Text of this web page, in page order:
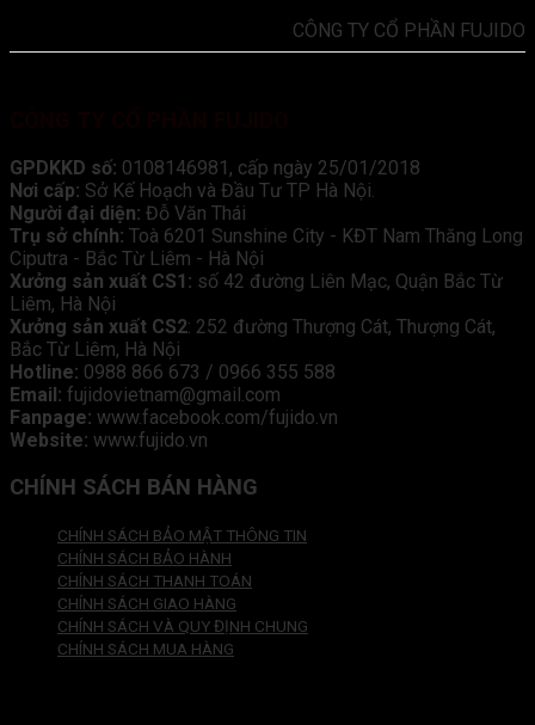
CÔNG TY CỔ PHẦN FUJIDO
GPDKKD số: 0108146981, cấp ngày 25/01/2018
Nơi cấp: Sở Kế Hoạch và Đầu Tư TP Hà Nội.
Người đại diện: Đỗ Văn Thái
Trụ sở chính: Toà 6201 Sunshine City - KĐT Nam Thăng Long
Ciputra - Bắc Từ Liêm - Hà Nội
Xưởng sản xuất CS1: số 42 đường Liên Mạc, Quận Bắc Từ
Liêm, Hà Nội
Xưởng sản xuất CS2: 252 đường Thượng Cát, Thượng Cát,
Bắc Từ Liêm, Hà Nội
Hotline: 0988 866 673 / 0966 355 588
Email: fujidovietnam@gmail.com
Fanpage: www.facebook.com/fujido.vn
Website: www.fujido.vn
CHÍNH SÁCH BÁN HÀNG
CHÍNH SÁCH BẢO MẬT THÔNG TIN
CHÍNH SÁCH BẢO HÀNH
CHÍNH SÁCH THANH TOÁN
CHÍNH SÁCH GIAO HÀNG
CHÍNH SÁCH VÀ QUY ĐỊNH CHUNG
CHÍNH SÁCH MUA HÀNG